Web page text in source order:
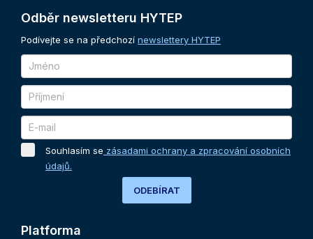
Odběr newsletteru HYTEP
Podívejte se na předchozí newslettery HYTEP
Souhlasím se zásadami ochrany a zpracování osobních
údajů.
ODEBÍRAT
Platforma